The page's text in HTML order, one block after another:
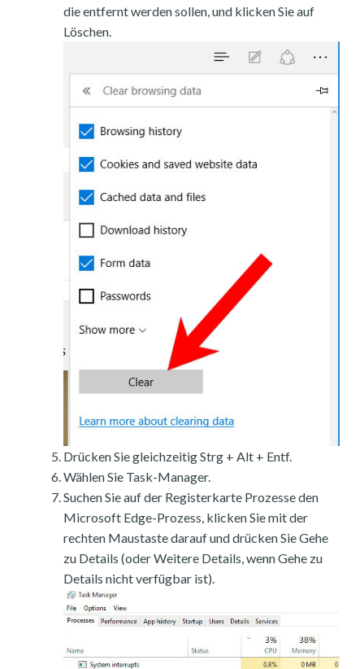
die entfernt werden sollen, und klicken Sie auf
Löschen.
Drücken Sie gleichzeitig Strg + Alt + Entf.
Wählen Sie Task-Manager.
Suchen Sie auf der Registerkarte Prozesse den
Microsoft Edge-Prozess, klicken Sie mit der
rechten Maustaste darauf und drücken Sie Gehe
zu Details (oder Weitere Details, wenn Gehe zu
Details nicht verfügbar ist).